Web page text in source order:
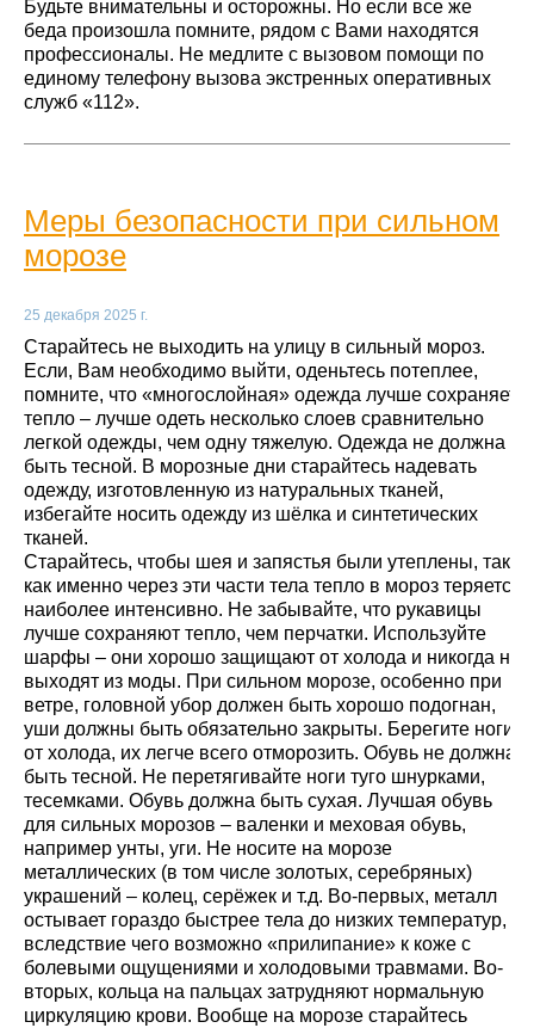
Будьте внимательны и осторожны. Но если все же
беда произошла помните, рядом с Вами находятся
профессионалы. Не медлите с вызовом помощи по
единому телефону вызова экстренных оперативных
служб «112».
Меры безопасности при сильном
морозе
25 декабря 2025 г.
Старайтесь не выходить на улицу в сильный мороз.
Если, Вам необходимо выйти, оденьтесь потеплее,
помните, что «многослойная» одежда лучше сохраняет
тепло – лучше одеть несколько слоев сравнительно
легкой одежды, чем одну тяжелую. Одежда не должна
быть тесной. В морозные дни старайтесь надевать
одежду, изготовленную из натуральных тканей,
избегайте носить одежду из шёлка и синтетических
тканей.
Старайтесь, чтобы шея и запястья были утеплены, так
как именно через эти части тела тепло в мороз теряется
наиболее интенсивно. Не забывайте, что рукавицы
лучше сохраняют тепло, чем перчатки. Используйте
шарфы – они хорошо защищают от холода и никогда не
выходят из моды. При сильном морозе, особенно при
ветре, головной убор должен быть хорошо подогнан,
уши должны быть обязательно закрыты. Берегите ноги
от холода, их легче всего отморозить. Обувь не должна
быть тесной. Не перетягивайте ноги туго шнурками,
тесемками. Обувь должна быть сухая. Лучшая обувь
для сильных морозов – валенки и меховая обувь,
например унты, уги. Не носите на морозе
металлических (в том числе золотых, серебряных)
украшений – колец, серёжек и т.д. Во-первых, металл
остывает гораздо быстрее тела до низких температур,
вследствие чего возможно «прилипание» к коже с
болевыми ощущениями и холодовыми травмами. Во-
вторых, кольца на пальцах затрудняют нормальную
циркуляцию крови. Вообще на морозе старайтесь